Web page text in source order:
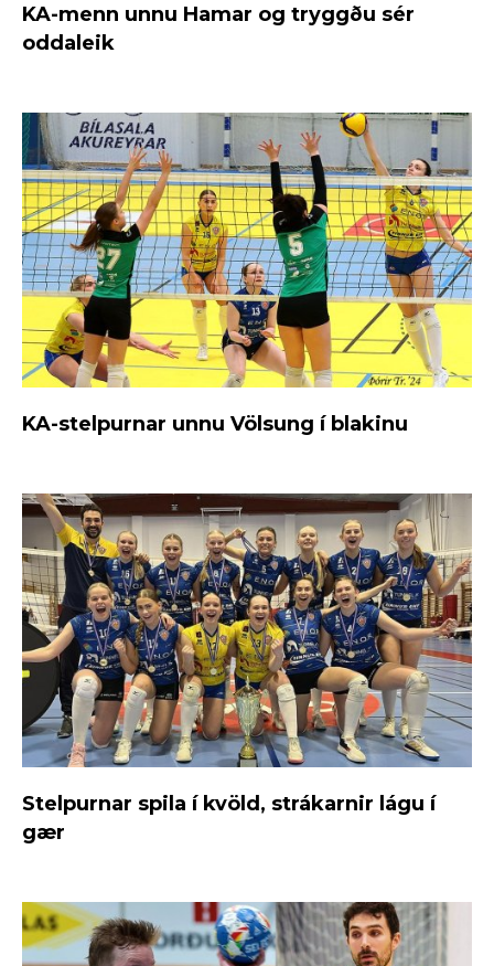
KA-menn unnu Hamar og tryggðu sér
oddaleik
KA-stelpurnar unnu Völsung í blakinu
Stelpurnar spila í kvöld, strákarnir lágu í
gær